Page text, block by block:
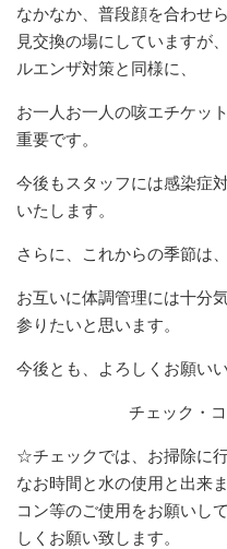
なかなか、普段顔を合わせ
見交換の場にしていますが
ルエンザ対策と同様に、
お一人お一人の咳エチケッ
重要です。
今後もスタッフには感染症
いたします。
さらに、これからの季節は
お互いに体調管理には十分
参りたいと思います。
今後とも、よろしくお願い
チェック・
☆チェックでは、お掃除に
なお時間と水の使用と出来
コン等のご使用をお願いし
しくお願い致します。